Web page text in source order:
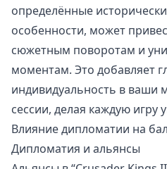
определённые
особенности, может
сюжетным поворотам и
моментам. Это добавляет
индивидуальность в ваши
сессии, делая каждую игру
Влияние дипломатии на
Дипломатия и альянсы